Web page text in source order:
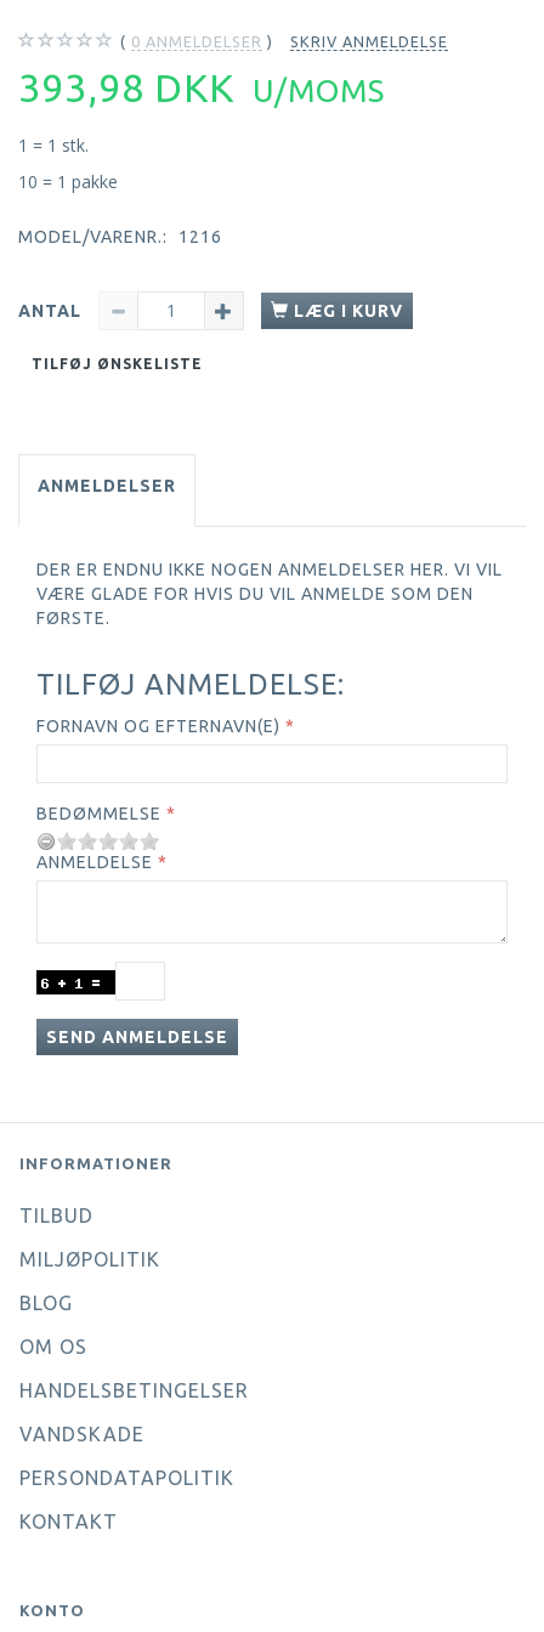
0 ANMELDELSER SKRIV ANMELDELSE
393,98 DKK U/MOMS
1 = 1 stk.
10 = 1 pakke
MODEL/VARENR.: 1216
ANTAL LÆG I KURV
TILFØJ ØNSKELISTE
ANMELDELSER
DER ER ENDNU IKKE NOGEN ANMELDELSER HER. VI VIL
VÆRE GLADE FOR HVIS DU VIL ANMELDE SOM DEN
FØRSTE.
TILFØJ ANMELDELSE:
FORNAVN OG EFTERNAVN(E)
BEDØMMELSE
ANMELDELSE
SEND ANMELDELSE
INFORMATIONER
TILBUD
MILJØPOLITIK
BLOG
OM OS
HANDELSBETINGELSER
VANDSKADE
PERSONDATAPOLITIK
KONTAKT
KONTO